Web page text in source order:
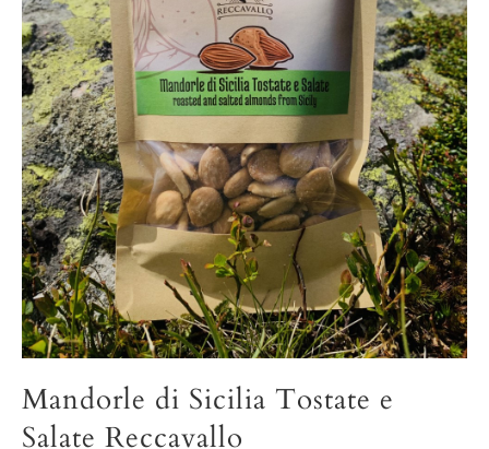
Mandorle di Sicilia Tostate e
Salate Reccavallo